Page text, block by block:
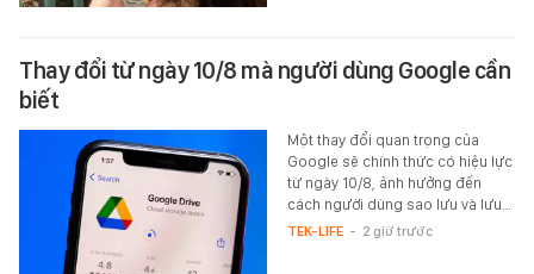
Thay đổi từ ngày 10/8 mà người dùng Google cần
biết
Một thay đổi quan trọng của
Google sẽ chính thức có hiệu lực
từ ngày 10/8, ảnh hưởng đến
cách người dùng sao lưu và lưu…
TEK-LIFE - 2 giờ trước